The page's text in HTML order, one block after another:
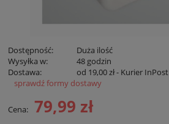
Dostępność:
Duża ilość
Wysyłka w:
48 godzin
Dostawa:
od 19,00 zł- Kurier InPost
Cena nie zawiera ewentualnych kosztów
sprawdź formy dostawy
Cena: 79,99 zł